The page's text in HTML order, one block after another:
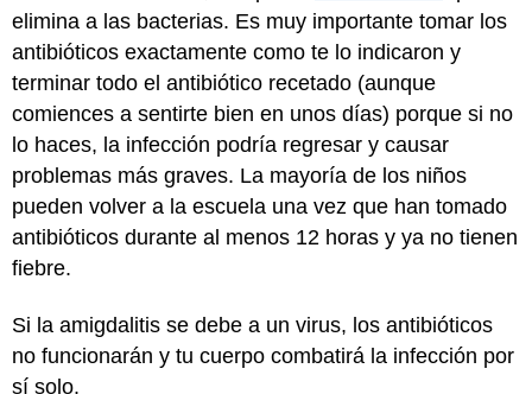
elimina a las bacterias. Es muy importante tomar los
antibióticos exactamente como te lo indicaron y
terminar todo el antibiótico recetado (aunque
comiences a sentirte bien en unos días) porque si no
lo haces, la infección podría regresar y causar
problemas más graves. La mayoría de los niños
pueden volver a la escuela una vez que han tomado
antibióticos durante al menos 12 horas y ya no tienen
fiebre.
Si la amigdalitis se debe a un virus, los antibióticos
no funcionarán y tu cuerpo combatirá la infección por
sí solo.